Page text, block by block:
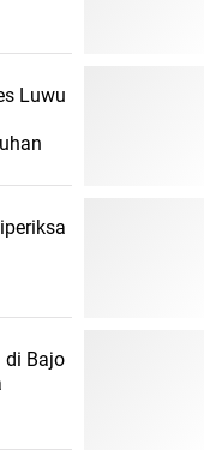
Luwu
di Bajo